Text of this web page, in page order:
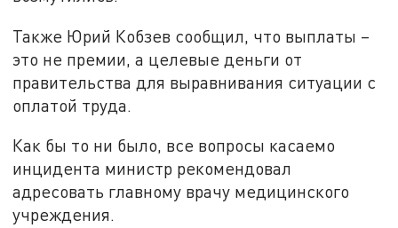
Также Юрий Кобзев сообщил, что выплаты –
это не премии, а целевые деньги от
правительства для выравнивания ситуации с
оплатой труда.
Как бы то ни было, все вопросы касаемо
инцидента министр рекомендовал
адресовать главному врачу медицинского
учреждения.